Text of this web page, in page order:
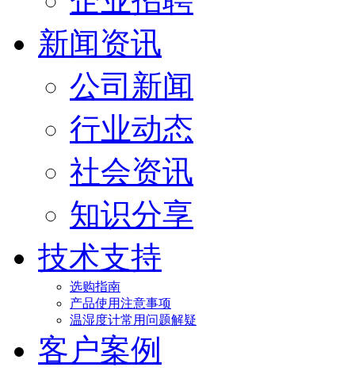
新闻资讯
公司新闻
行业动态
社会资讯
知识分享
技术支持
选购指南
产品使用注意事项
温湿度计常用问题解疑
客户案例